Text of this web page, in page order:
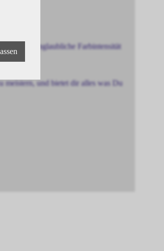
unglaubliche Farbintensität
meistern, und bietet dir alles was Du